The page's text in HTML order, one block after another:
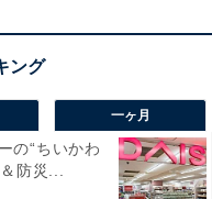
一ヶ月
の“ちいかわ
防災...